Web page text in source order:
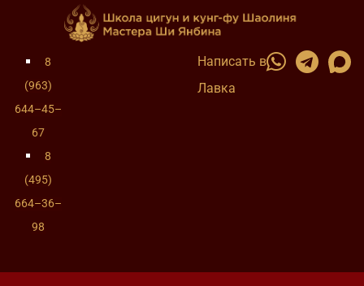
8
(963)
644–45–
67
8
(495)
664–36–
98
Написать в
Лавка